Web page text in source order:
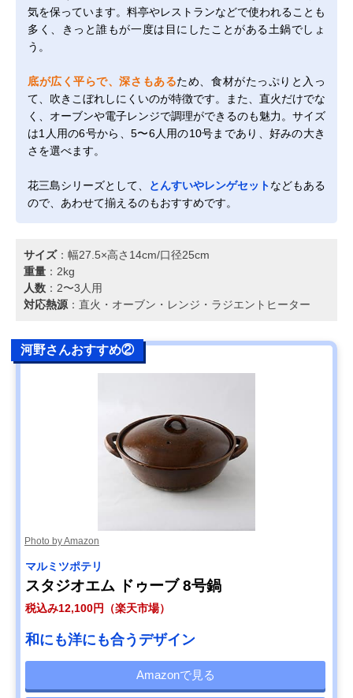
気を保っています。料亭やレストランなどで使われることも
多く、きっと誰もが一度は目にしたことがある土鍋でしょ
う。
底が広く平らで、深さもあるため、食材がたっぷりと入っ
て、吹きこぼれしにくいのが特徴です。また、直火だけでな
く、オーブンや電子レンジで調理ができるのも魅力。サイズ
は1人用の6号から、5〜6人用の10号まであり、好みの大き
さを選べます。
花三島シリーズとして、 とんすいやレンゲセットなどもある
ので、あわせて揃えるのもおすすめです。
サイズ：幅27.5×高さ14cm/口径25cm
重量 ：2kg
人数 ：2〜3人用
対応熱源 ：直火・オーブン・レンジ・ラジエントヒーター
河野さんおすすめ②
Photo by Amazon
マルミツポテリ
スタジオエム ドゥーブ 8号鍋
税込み12,100円（楽天市場）
和にも洋にも合うデザイン
Amazonで見る